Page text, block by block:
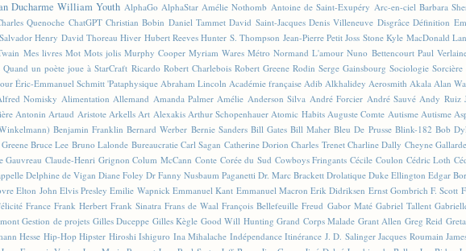
Ducharme William Youth AlphaGo AlphaStar Amélie Nothomb Antoine de Saint-Exupéry Arc-en-ciel Barbara
Quenoche ChatGPT Christian Bobin Daniel Tammet David Saint-Jacques Denis Villeneuve Disgrâce Définition
Henry David Thoreau Hiver Hubert Reeves Hunter S. Thompson Jean-Pierre Petit Joss Stone Kyle MacDonald
Mes livres Mot Mots jolis Murphy Cooper Myriam Wares Métro Normand L'amour Nuno Bettencourt Paul
Quand un poète joue à StarCraft Ricardo Robert Charlebois Robert Greene Rodin Serge Gainsbourg Sociologie Sorcière
Éric-Emmanuel Schmitt 'Pataphysique Abraham Lincoln Académie française Adib Alkhalidey Aerosmith Akala Alan
Nomisky Alimentation Allemand Amanda Palmer Amélie Anderson Silva André Forcier André Sauvé Andy Ruiz
Antonin Artaud Aristote Arkells Art Alexakis Arthur Schopenhauer Atomic Habits Auguste Comte Autisme Autisme
Benjamin Franklin Bernard Werber Bernie Sanders Bill Gates Bill Maher Bleu De Prusse Blink-182 Bob
Bruce Lee Bruno Lalonde Bureaucratie Carl Sagan Catherine Dorion Charles Trenet Charline Dally Cheyne Gallarde
Gauvreau Claude-Henri Grignon Colum McCann Conte Corée du Sud Cowboys Fringants Cécile Coulon Cédric Loth
Delphine de Vigan Diane Foley Dr Fanny Nusbaum Paganetti Dr. Marc Brackett Drolatique Duke Ellington Edgar
Elton John Elvis Presley Emilie Wapnick Emmanuel Kant Emmanuel Macron Erik Didriksen Ernst Gombrich F. Scott
France Frank Herbert Frank Sinatra Frans de Waal François Bellefeuille Freud Gabor Maté Gabriel Tallent
Gestion de projets Gilles Duceppe Gilles Kègle Good Will Hunting Grand Corps Malade Grant Allen Greg Reid
Hesse Hip-Hop Hipster Hiroshi Ishiguro Ina Mihalache Indépendance Itinérance J. D. Salinger Jacques Roumain